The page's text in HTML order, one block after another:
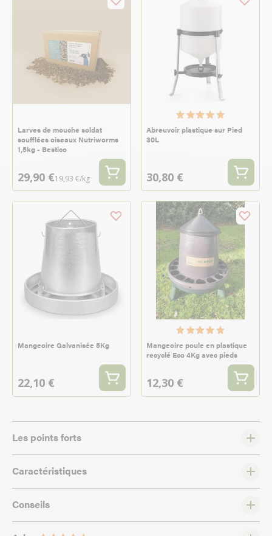
Larves de mouche soldat
soufflées oiseaux Nutriworms
1,5kg - Bestico
29,90 €19,93 €/kg
Abreuvoir plastique sur Pied
30L
30,80 €
Mangeoire Galvanisée 5Kg
22,10 €
Mangeoire poule en plastique
recyclé Eco 4Kg avec pieds
12,30 €
Les points forts
Caractéristiques
Conseils